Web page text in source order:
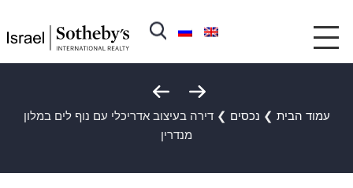
עמוד הבית ❯ נכסים ❯ דירה בעיצוב אדריכלי עם נוף לים במלון
מנדרין